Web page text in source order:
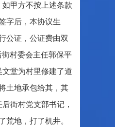
甲方不按上述条款
字后，本协议生
公证，公证费由双
村委会主任郭保平
文堂为村里修建了道
土地承包给其，其
街村党支部书记，
荒地，打了机井。